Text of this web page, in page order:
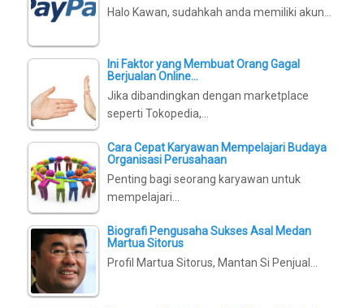
Halo Kawan, sudahkah anda memiliki akun…
Ini Faktor yang Membuat Orang Gagal
Berjualan Online…
Jika dibandingkan dengan marketplace
seperti Tokopedia,…
Cara Cepat Karyawan Mempelajari Budaya
Organisasi Perusahaan
Penting bagi seorang karyawan untuk
mempelajari…
Biografi Pengusaha Sukses Asal Medan
Martua Sitorus
Profil Martua Sitorus, Mantan Si Penjual…